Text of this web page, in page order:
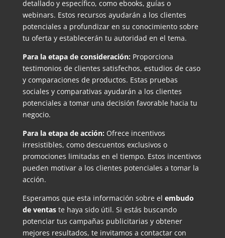
detallado y específico, como ebooks, guías o
webinars. Estos recursos ayudarán a los clientes
potenciales a profundizar en su conocimiento sobre
tu oferta y establecerán tu autoridad en el tema.
Para la etapa de consideración: Proporciona
testimonios de clientes satisfechos, estudios de caso
y comparaciones de productos. Estas pruebas
sociales y comparativas ayudarán a los clientes
potenciales a tomar una decisión favorable hacia tu
negocio.
Para la etapa de acción: Ofrece incentivos
irresistibles, como descuentos exclusivos o
promociones limitadas en el tiempo. Estos incentivos
pueden motivar a los clientes potenciales a tomar la
acción.
Esperamos que esta información sobre el embudo
de ventaste haya sido útil. Si estás buscando
potenciar tus campañas publicitarias y obtener
mejores resultados, te invitamos a contactar con